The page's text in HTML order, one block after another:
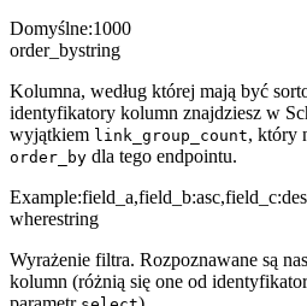
Domyślne:1000
order_bystring
Kolumna, według której mają być
identyfikatory kolumn znajdziesz w
wyjątkiem link_group_count, który
order_by dla tego endpointu.
Example:
wherestring
Wyrażenie filtra. Rozpoznawane są
kolumn (różnią się one od